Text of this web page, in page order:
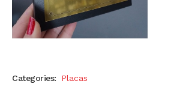
Categories:
Placas